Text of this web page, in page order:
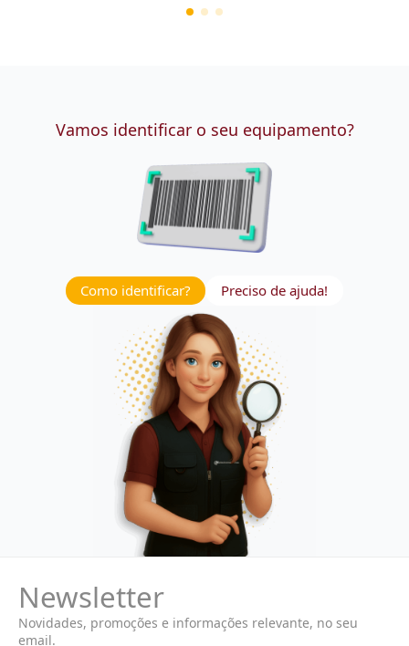
Vamos identificar o seu equipamento?
Como identificar? Preciso de ajuda!
Newsletter
Novidades, promoções e informações relevante, no seu
email.